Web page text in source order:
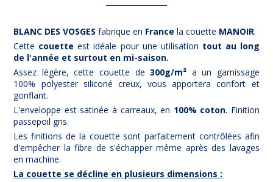
BLANC DES VOSGES fabrique en France la couette MANOIR.
Cette couette est idéale pour une utilisation tout au long
de l'année et surtout en mi-saison.
Assez légère, cette couette de300g/m² a un garnissage
100% polyester siliconé creux, vous apportera confort et
gonflant.
L'enveloppe est satinée à carreaux, en 100% coton. Finition
passepoil gris.
Les finitions de la couette sont parfaitement contrôlées afin
d'empêcher la fibre de s'échapper même après des lavages
en machine.
La couette se décline en plusieurs dimensions :